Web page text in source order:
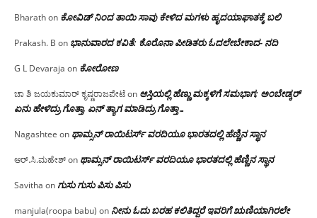
Bharathon ಕೋವಿಡ್ ನಿಂದ ತಾಯಿ ಸಾವು ಕೇಳಿದ ಮಗಳು ಹೃದಯಾಘಾತಕ್ಕೆ ಬಲಿ
Prakash. B on ಭಾನುವಾರದ ಕವಿತೆ: ಕೊರೊನಾ ಪೀಡಿತರು ಓದಲೇಬೇಕಾದ- ನದಿ
G L Devaraja on ಕೋರೋಣ
ಚಾ ಶಿ ಜಯಕುಮಾರ್ ಕೃಷ್ಣರಾಜಪೇಟೆon ಆಸ್ತಿಯಲ್ಲಿ ಹೆಣ್ಣು ಮಕ್ಕಳಿಗೆ ಸಮಭಾಗ; ಅಂಬೇಡ್ಕರ್
ಏನು ಹೇಳಿದ್ರು ಗೊತ್ತಾ, ಏನ್ ತ್ಯಾಗ ಮಾಡಿದ್ರು ಗೊತ್ತಾ…
Nagashtee on ಥಾಮ್ಸನ್ ರಾಯಿಟರ್ಸ್ ವರದಿಯೂ ಭಾರತದಲ್ಲಿ ಹೆಣ್ಣಿನ ಸ್ಥಾನ‌
ಆರ್.ಸಿ.ಮಹೇಶ್on ಥಾಮ್ಸನ್ ರಾಯಿಟರ್ಸ್ ವರದಿಯೂ ಭಾರತದಲ್ಲಿ ಹೆಣ್ಣಿನ ಸ್ಥಾನ‌
Savitha onಗುಸು ಗುಸು ಪಿಸು ಪಿಸು
manjula(roopa babu) on ನೀನು ಓದು ಬರಹ ಕಲಿತಿದ್ದರೆ ಇವರಿಗೆ ಋಣಿಯಾಗಿರಲೇ